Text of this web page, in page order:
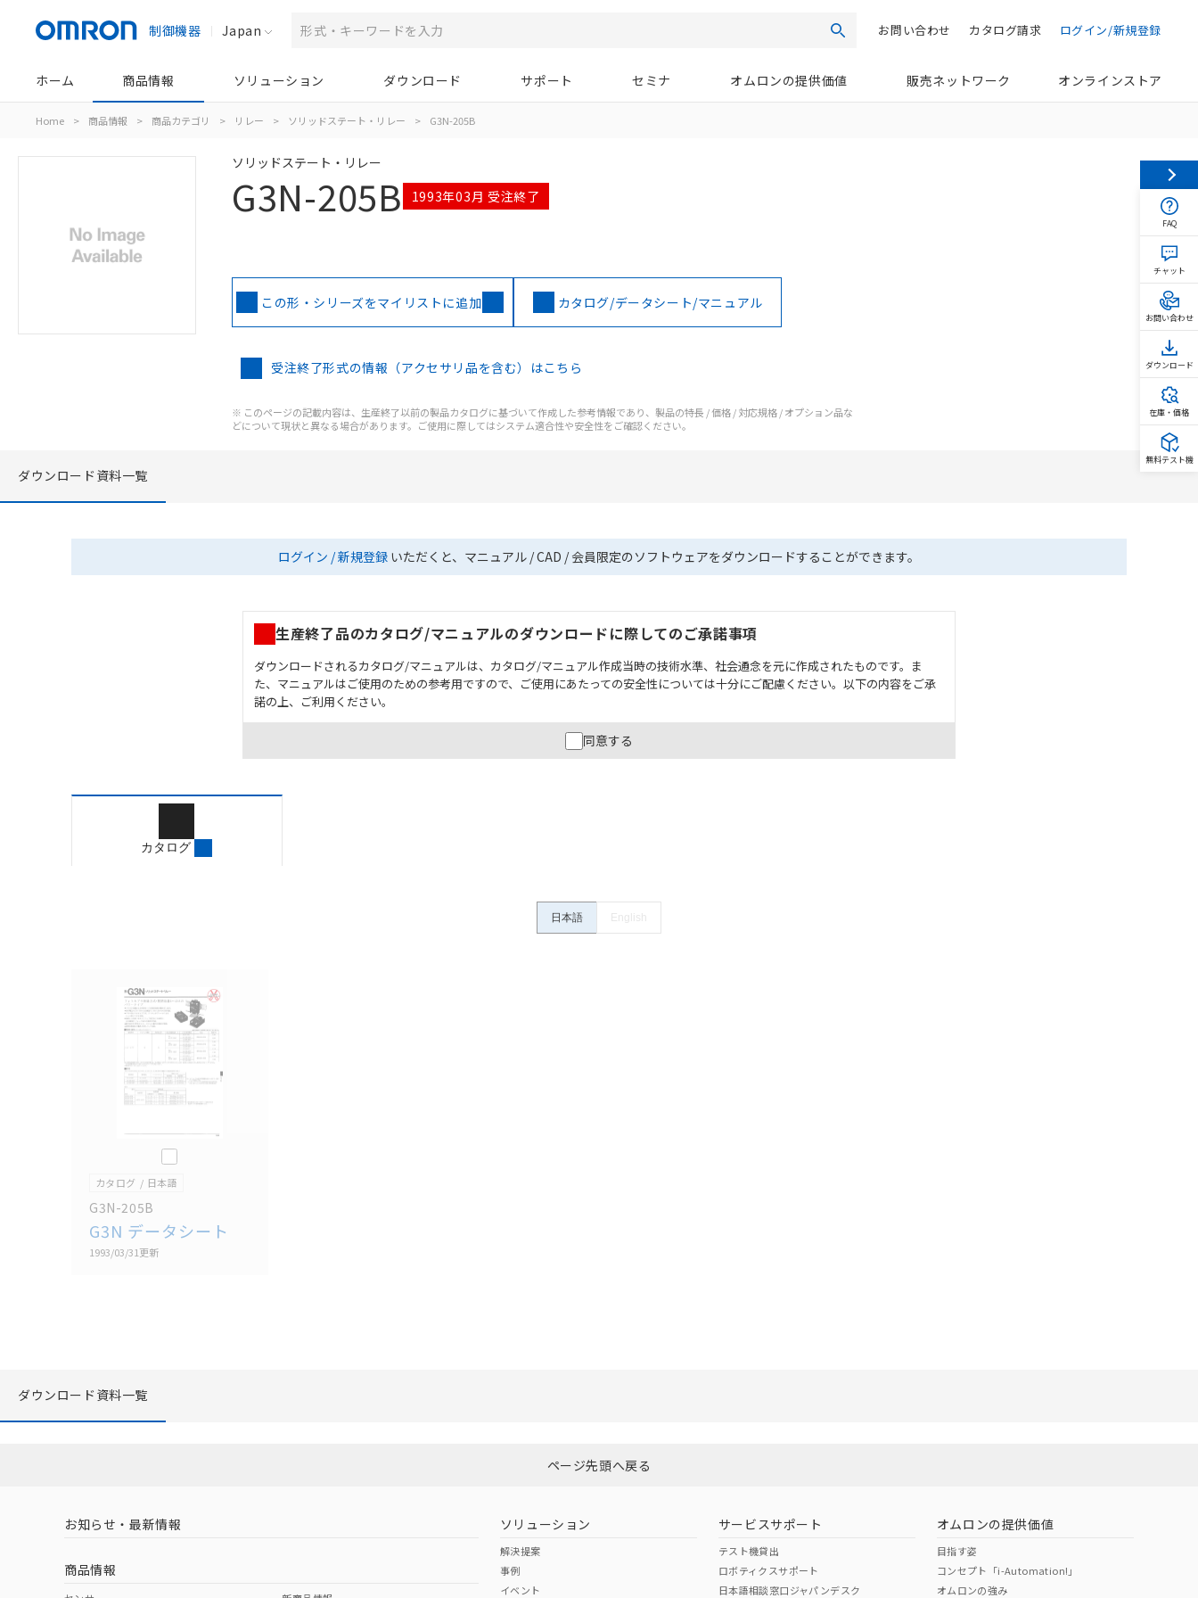
制御機器 Japan 検索 ログイン/新規登録
カタログ請求
お問い合わせ
ホーム 商品情報 ソリューション ダウンロード サポート セミナ オムロンの提供価値 販売ネットワーク オンラインストア
Home > 商品情報 > 商品カテゴリ > リレー > ソリッドステート・リレー > G3N-205B
ソリッドステート・リレー
G3N-205B 1993年03月 受注終了
この形・シリーズをマイリストに追加 カタログ/データシート/マニュアル
受注終了形式の情報（アクセサリ品を含む）はこちら
※ このページの記載内容は、生産終了以前の製品カタログに基づいて作成した参考情報であり、製品の特長 / 価格 / 対応規格 / オプション品な
どについて現状と異なる場合があります。ご使用に際してはシステム適合性や安全性をご確認ください。
ダウンロード資料一覧
ログイン / 新規登録 いただくと、マニュアル / CAD / 会員限定のソフトウェアをダウンロードすることができます。
生産終了品のカタログ/マニュアルのダウンロードに際してのご承諾事項
ダウンロードされるカタログ/マニュアルは、カタログ/マニュアル作成当時の技術水準、社会通念を元に作成されたものです。ま
た、マニュアルはご使用のための参考用ですので、ご使用にあたっての安全性については十分にご配慮ください。以下の内容をご承
諾の上、ご利用ください。
お客様が本製品を人命や財産に重大な危険を及ぼすような用途に使用される場合には、システム全体として危険を知らせたり、冗
長設計により必要な安全性を確保できるよう設計されていること、および本製品が全体の中で意図した用途に対して適切に配電・
カタログ/マニュアルに記載されているアプリケーション事例は参考用ですので、ご採用に際しては機器・装置の機能や安全性を
同意する
カタログ
日本語 English
このカタログを選択
カタログ 日本語
G3N-205B
G3N データシート
1993/03/31更新
ダウンロード資料一覧
ページ先頭へ戻る
お知らせ・最新情報
商品情報
ソリューション
解決提案
事例
イベント
サービスサポート
テスト機貸出
ロボティクスサポート
日本語相談窓口ジャパンデスク
オムロンの提供価値
目指す姿
コンセプト「i-Automation!」
オムロンの強み
FAQ
チャット
お問い合わせ
ダウンロード
在庫・価格
無料テスト機